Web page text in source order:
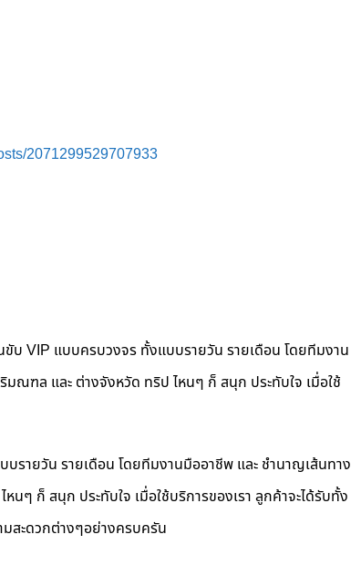
2071299529707933
ขับ VIP แบบครบวงจร ทั้งแบบรายวัน รายเดือน โดยทีมงาน
ณฑล และ ต่างจังหวัด ทริป ไหนๆ ก็ สนุก ประทับใจ เมื่อใช้
รายวัน รายเดือน โดยทีมงานมืออาชีพ และ ชำนาญเส้นทาง
ก็ สนุก ประทับใจ เมื่อใช้บริการของเรา ลูกค้าจะได้รับทั้ง
สะดวกต่างๆอย่างครบครัน